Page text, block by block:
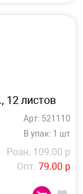
12 листов
Арт: 521110
В упак: 1 шт
Розн. 109.00 р
Опт. 79.00 р